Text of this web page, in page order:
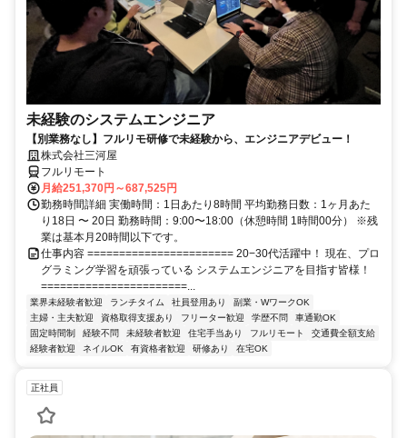
未経験のシステムエンジニア
【別業務なし】フルリモ研修で未経験から、エンジニアデビュー！
株式会社三河屋
フルリモート
月給251,370円～687,525円
勤務時間詳細 実働時間：1日あたり8時間 平均勤務日数：1ヶ月あた
り18日 〜 20日 勤務時間：9:00〜18:00（休憩時間 1時間00分） ※残
業は基本月20時間以下です。
仕事内容 ======================= 20−30代活躍中！ 現在、プロ
グラミング学習を頑張っている システムエンジニアを目指す皆様！
=======================...
業界未経験者歓迎 ランチタイム 社員登用あり
副業・WワークOK
主婦・主夫歓迎
資格取得支援あり フリーター歓迎 学歴不問
車通勤OK
固定時間制
経験不問 未経験者歓迎 住宅手当あり フルリモート
交通費全額支給
経験者歓迎
ネイルOK 有資格者歓迎 研修あり 在宅OK
正社員